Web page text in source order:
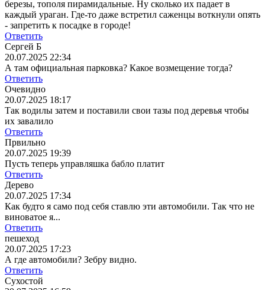
березы, тополя пирамидальные. Ну сколько их падает в
каждый ураган. Где-то даже встретил саженцы воткнули опять
- запретить к посадке в городе!
Ответить
Сергей Б
20.07.2025 22:34
А там официальная парковка? Какое возмещение тогда?
Ответить
Очевидно
20.07.2025 18:17
Так водилы затем и поставили свои тазы под деревья чтобы
их завалило
Ответить
Првильно
20.07.2025 19:39
Пусть теперь управляшка бабло платит
Ответить
Дерево
20.07.2025 17:34
Как будто я само под себя ставлю эти автомобили. Так что не
виноватое я...
Ответить
пешеход
20.07.2025 17:23
А где автомобили? Зебру видно.
Ответить
Сухостой